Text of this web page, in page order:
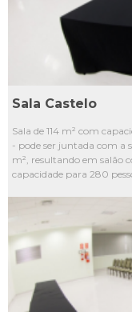
Sala Castelo
Sala de 114 m² com
- pode ser juntada com a
m², resultando em salão
capacidade para 280
L3
L4